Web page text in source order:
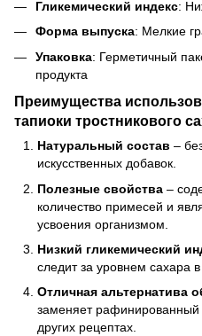
Гликемический индекс:
Форма выпуска: Мелкие
Упаковка: Герметичный
продукта
Преимущества
тапиоки тростникового
Натуральный состав –
искусственных добавок.
Полезные свойства –
количество примесей и
усвоения организмом.
Низкий гликемический
следит за уровнем сахара в
Отличная альтернатива
заменяет рафинированный
других рецептах.